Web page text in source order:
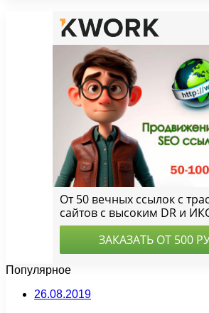
Популярное
26.08.2019